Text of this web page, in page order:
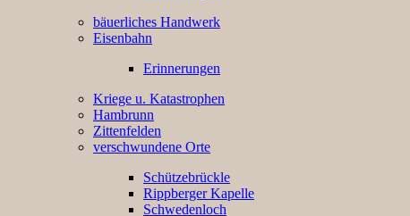
bäuerliches Handwerk
Eisenbahn
Erinnerungen
Kriege u. Katastrophen
Hambrunn
Zittenfelden
verschwundene Orte
Schützebrückle
Rippberger Kapelle
Schwedenloch